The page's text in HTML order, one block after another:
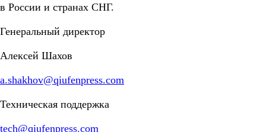
в России и странах СНГ.
Генеральный директор
Алексей Шахов
a.shakhov@qiufenpress.com
Техническая поддержка
tech@qiufenpress.com